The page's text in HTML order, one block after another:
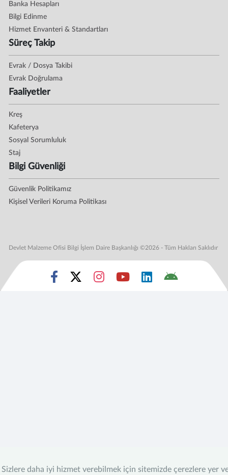
Sizlere daha iyi hizmet verebilmek için sitemizde çerezlere yer
Banka Hesapları
Bilgi Edinme
Hizmet Envanteri & Standartları
Süreç Takip
Evrak / Dosya Takibi
Evrak Doğrulama
Faaliyetler
Kreş
Kafeterya
Sosyal Sorumluluk
Staj
Bilgi Güvenliği
Güvenlik Politikamız
Kişisel Verileri Koruma Politikası
Devlet Malzeme Ofisi Bilgi İşlem Daire Başkanlığı ©2026 - Tüm Hakları Saklıdır